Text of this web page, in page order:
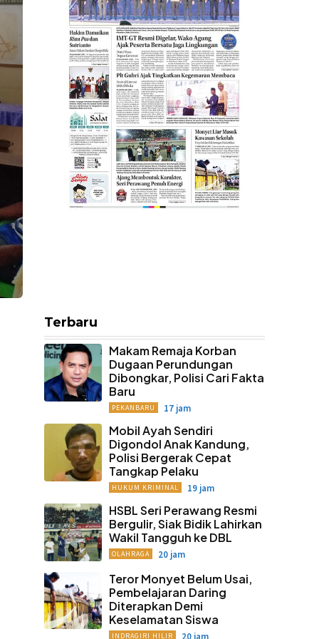
Terbaru
Makam Remaja Korban
Dugaan Perundungan
Dibongkar, Polisi Cari Fakta
Baru
PEKANBARU 17 jam
Mobil Ayah Sendiri
Digondol Anak Kandung,
Polisi Bergerak Cepat
Tangkap Pelaku
HUKUM KRIMINAL 19 jam
HSBL Seri Perawang Resmi
Bergulir, Siak Bidik Lahirkan
Wakil Tangguh ke DBL
OLAHRAGA 20 jam
Teror Monyet Belum Usai,
Pembelajaran Daring
Diterapkan Demi
Keselamatan Siswa
INDRAGIRI HILIR 20 jam